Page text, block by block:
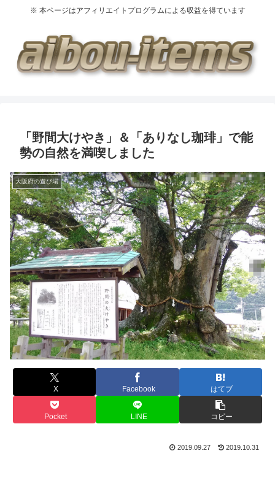
※ 本ページはアフィリエイトプログラムによる収益を得ています
「野間大けやき」＆「ありなし珈琲」で能
勢の自然を満喫しました
大阪府の遊び場
X Facebook はてブ
Pocket LINE コピー
2019.09.27 2019.10.31